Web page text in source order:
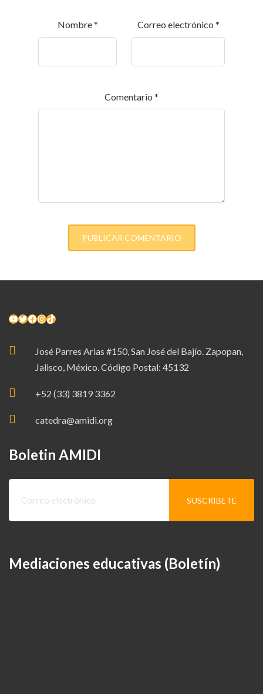
Nombre* Correo electrónico *
Comentario *
YouTube Twitter Facebook InstagramTikTok
José Parres Arias #150, San José del Bajío. Zapopan,
Jalisco, México. Código Postal: 45132
+52 (33) 3819 3362
catedra@amidi.org
Boletin AMIDI
Mediaciones educativas (Boletín)